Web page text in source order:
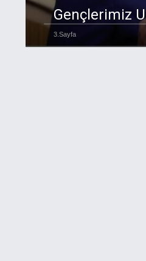
Gençlerimiz
3.Sayfa